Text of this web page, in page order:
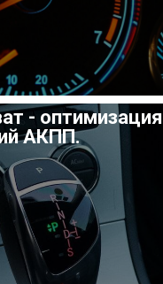
- оптимизация
АКПП.